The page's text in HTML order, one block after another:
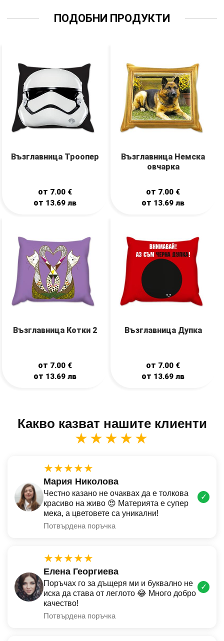
ПОДОБНИ ПРОДУКТИ
Възглавница Троопер
от 7.00 €
от 13.69 лв
Възглавница Немска
овчарка
от 7.00 €
от 13.69лв
Възглавница Котки 2
от 7.00 €
от 13.69 лв
Възглавница Дупка
от 7.00 €
от 13.69лв
Какво казват нашите клиенти
★★★★★
★★★★★
Мария Николова
Честно казано не очаквах да е толкова
красиво на живо 😍 Материята е супер
мека, а цветовете са уникални!
Потвърдена поръчка
✓
★★★★★
Елена Георгиева
Поръчах го за дъщеря ми и буквално не
иска да става от леглото 😂 Много добро
качество!
Потвърдена поръчка
✓